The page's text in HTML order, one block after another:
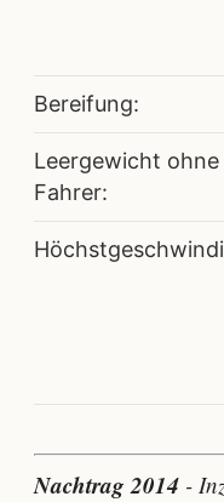
Bereifung:
Leergewicht ohne
Fahrer:
Nachtrag 2014 -